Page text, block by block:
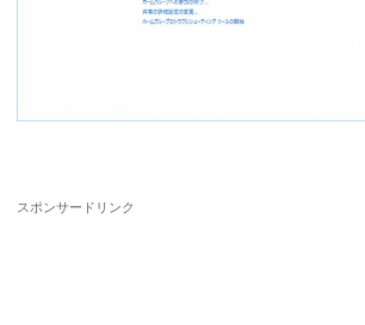
スポンサードリンク